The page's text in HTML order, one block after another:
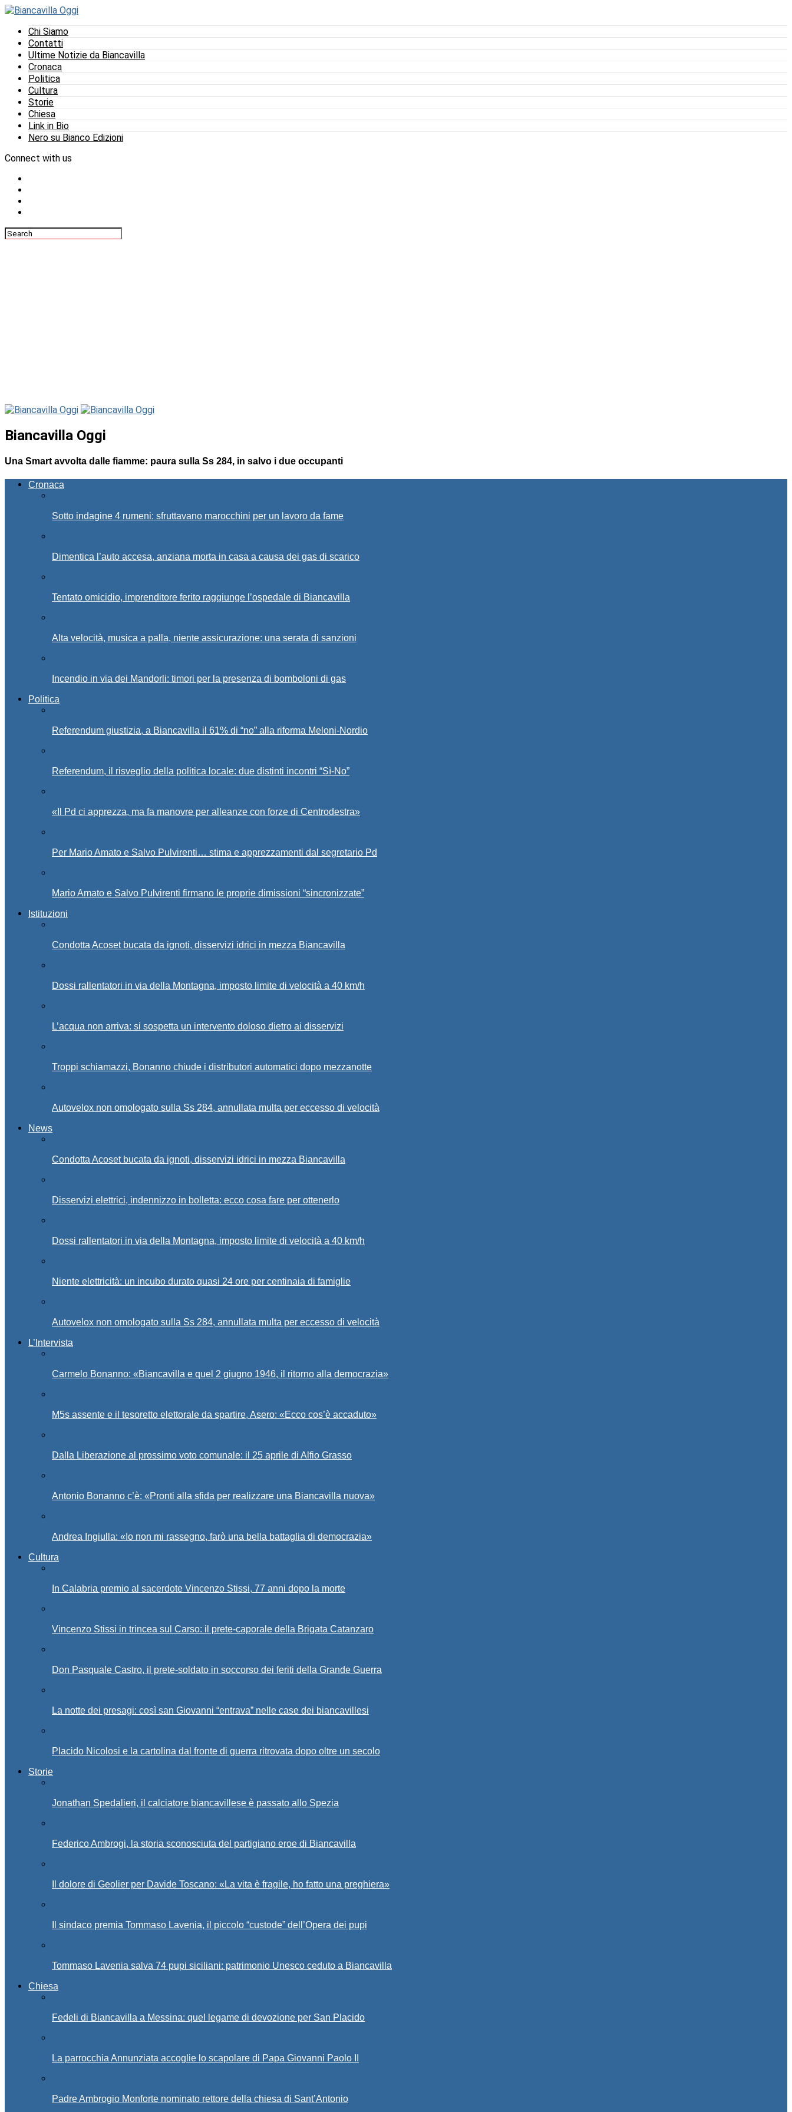
Chi Siamo
Contatti
Ultime Notizie da Biancavilla
Cronaca
Politica
Cultura
Storie
Chiesa
Link in Bio
Nero su Bianco Edizioni
Connect with us
Biancavilla Oggi
Una Smart avvolta dalle fiamme: paura sulla Ss 284, in salvo i due occupanti
Cronaca
Sotto indagine 4 rumeni: sfruttavano marocchini per un lavoro da fame
Dimentica l’auto accesa, anziana morta in casa a causa dei gas di scarico
Tentato omicidio, imprenditore ferito raggiunge l’ospedale di Biancavilla
Alta velocità, musica a palla, niente assicurazione: una serata di sanzioni
Incendio in via dei Mandorli: timori per la presenza di bomboloni di gas
Politica
Referendum giustizia, a Biancavilla il 61% di “no” alla riforma Meloni-Nordio
Referendum, il risveglio della politica locale: due distinti incontri “Sì-No”
«Il Pd ci apprezza, ma fa manovre per alleanze con forze di Centrodestra»
Per Mario Amato e Salvo Pulvirenti… stima e apprezzamenti dal segretario Pd
Mario Amato e Salvo Pulvirenti firmano le proprie dimissioni “sincronizzate”
Istituzioni
Condotta Acoset bucata da ignoti, disservizi idrici in mezza Biancavilla
Dossi rallentatori in via della Montagna, imposto limite di velocità a 40 km/h
L’acqua non arriva: si sospetta un intervento doloso dietro ai disservizi
Troppi schiamazzi, Bonanno chiude i distributori automatici dopo mezzanotte
Autovelox non omologato sulla Ss 284, annullata multa per eccesso di velocità
News
Condotta Acoset bucata da ignoti, disservizi idrici in mezza Biancavilla
Disservizi elettrici, indennizzo in bolletta: ecco cosa fare per ottenerlo
Dossi rallentatori in via della Montagna, imposto limite di velocità a 40 km/h
Niente elettricità: un incubo durato quasi 24 ore per centinaia di famiglie
Autovelox non omologato sulla Ss 284, annullata multa per eccesso di velocità
L’Intervista
Carmelo Bonanno: «Biancavilla e quel 2 giugno 1946, il ritorno alla democrazia»
M5s assente e il tesoretto elettorale da spartire, Asero: «Ecco cos’è accaduto»
Dalla Liberazione al prossimo voto comunale: il 25 aprile di Alfio Grasso
Antonio Bonanno c’è: «Pronti alla sfida per realizzare una Biancavilla nuova»
Andrea Ingiulla: «Io non mi rassegno, farò una bella battaglia di democrazia»
Cultura
In Calabria premio al sacerdote Vincenzo Stissi, 77 anni dopo la morte
Vincenzo Stissi in trincea sul Carso: il prete-caporale della Brigata Catanzaro
Don Pasquale Castro, il prete-soldato in soccorso dei feriti della Grande Guerra
La notte dei presagi: così san Giovanni “entrava” nelle case dei biancavillesi
Placido Nicolosi e la cartolina dal fronte di guerra ritrovata dopo oltre un secolo
Storie
Jonathan Spedalieri, il calciatore biancavillese è passato allo Spezia
Federico Ambrogi, la storia sconosciuta del partigiano eroe di Biancavilla
Il dolore di Geolier per Davide Toscano: «La vita è fragile, ho fatto una preghiera»
Il sindaco premia Tommaso Lavenia, il piccolo “custode” dell’Opera dei pupi
Tommaso Lavenia salva 74 pupi siciliani: patrimonio Unesco ceduto a Biancavilla
Chiesa
Fedeli di Biancavilla a Messina: quel legame di devozione per San Placido
La parrocchia Annunziata accoglie lo scapolare di Papa Giovanni Paolo II
Padre Ambrogio Monforte nominato rettore della chiesa di Sant’Antonio